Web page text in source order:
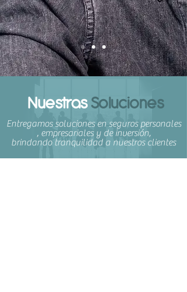
NuestrasSoluciones
Entregamos soluciones en seguros personales
, empresariales y de inversión,
brindando tranquilidad a nuestros clientes